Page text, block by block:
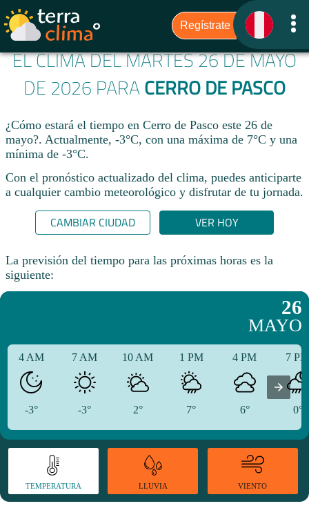
EL CLIMA DEL MARTES 26 DE MAYO
DE 2026 PARA CERRO DE PASCO
¿Cómo estará el tiempo en Cerro de Pasco este 26 de
mayo?. Actualmente, -3°C, con una máxima de 7°C y una
mínima de -3°C.
Con el pronóstico actualizado del clima, puedes anticiparte
a cualquier cambio meteorológico y disfrutar de tu jornada.​
CAMBIAR CIUDAD VER HOY
La previsión del tiempo para las próximas horas es la
siguiente:
26
MAYO
4 AM
-3°
7 AM
-3°
10 AM
2°
1 PM
7°
4 PM
6°
7
0°
TEMPERATURA LLUVIA VIENTO